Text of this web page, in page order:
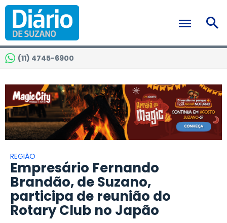
(11) 4745-6900
REGIÃO
Empresário Fernando
Brandão, de Suzano,
participa de reunião do
Rotary Club no Japão